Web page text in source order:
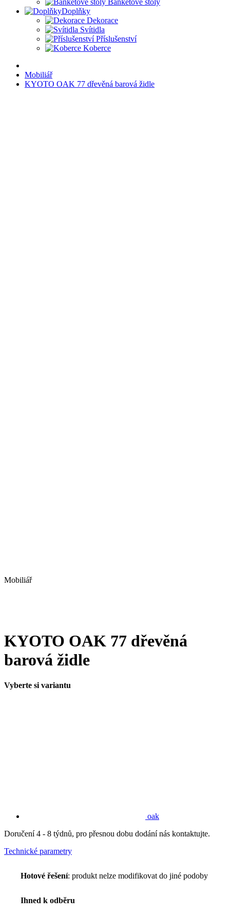
Banketové stoly
Doplňky
Dekorace
Svítidla
Příslušenství
Koberce
Mobiliář
KYOTO OAK 77 dřevěná barová židle
Mobiliář
KYOTO OAK 77 dřevěná
barová židle
Vyberte si variantu
oak
Doručení 4 - 8 týdnů, pro přesnou dobu dodání nás kontaktujte.
Technické parametry
Hotové řešení: produkt nelze modifikovat do jiné podoby
Ihned k odběru